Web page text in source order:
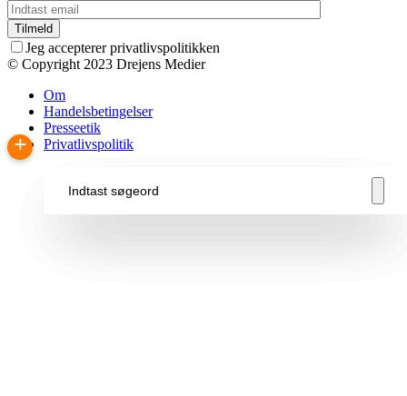
+
Jeg accepterer privatlivspolitikken
© Copyright 2023 Drejens Medier
Om
Handelsbetingelser
Presseetik
Privatlivspolitik